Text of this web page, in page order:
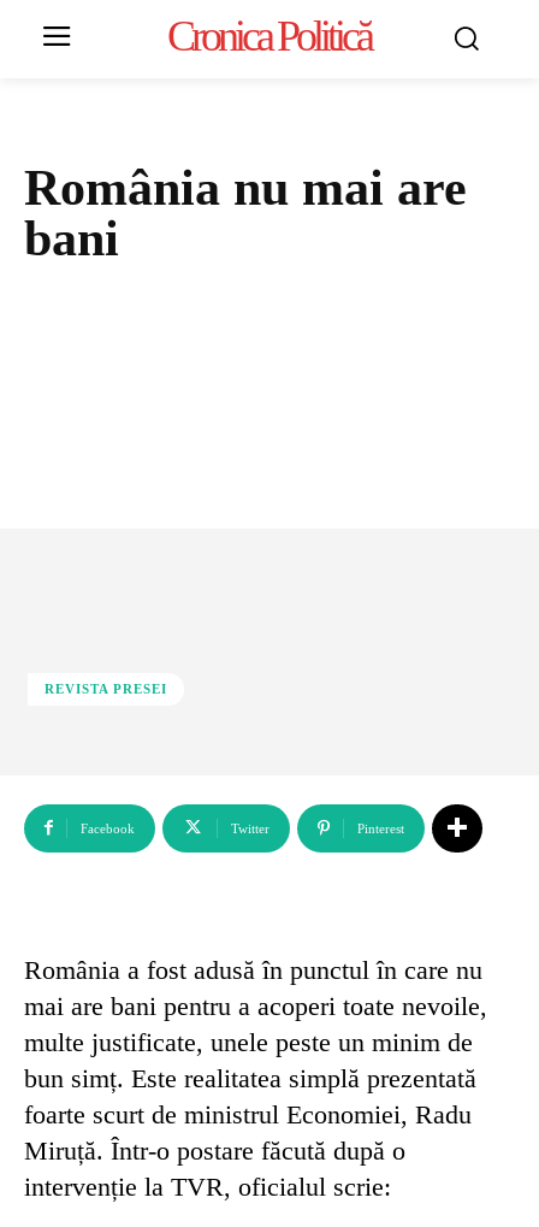
Cronica Politică
România nu mai are
bani
REVISTA PRESEI
Facebook Twitter Pinterest
România a fost adusă în punctul în care nu
mai are bani pentru a acoperi toate nevoile,
multe justificate, unele peste un minim de
bun simț. Este realitatea simplă prezentată
foarte scurt de ministrul Economiei, Radu
Miruță. Într-o postare făcută după o
intervenție la TVR, oficialul scrie: